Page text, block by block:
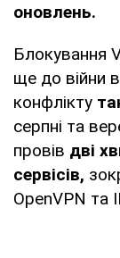
оновлень.
Блокування
ще до війни в
конфлікту
серпні та
провів дві
сервісів,
OpenVPN та